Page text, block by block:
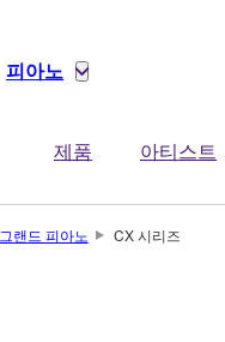
피아노
제품 아티스트
그랜드 피아노 CX 시리즈